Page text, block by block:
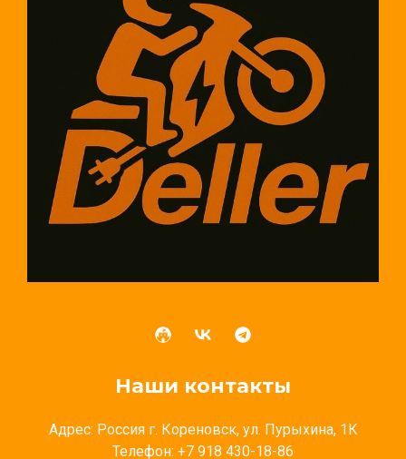
Наши контакты
Адрес: Россия г. Кореновск, ул. Пурыхина, 1К
Телефон: +7 918 430-18-86